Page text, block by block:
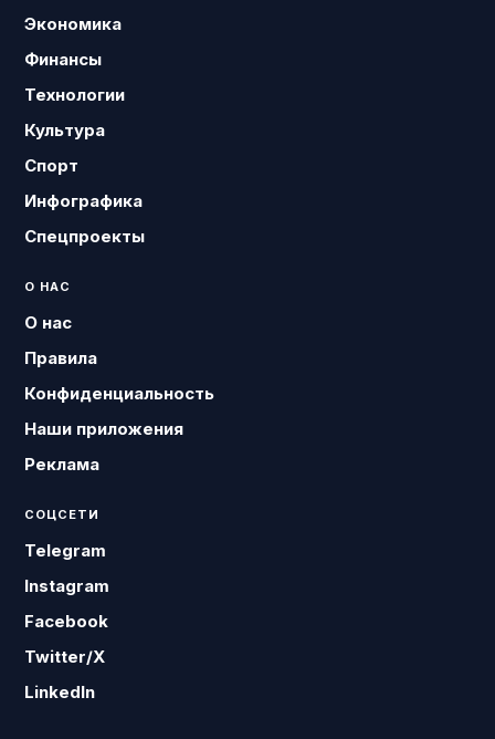
Экономика
Финансы
Технологии
Культура
Спорт
Инфографика
Спецпроекты
О НАС
О нас
Правила
Конфиденциальность
Наши приложения
Реклама
СОЦСЕТИ
Telegram
Instagram
Facebook
Twitter/X
LinkedIn